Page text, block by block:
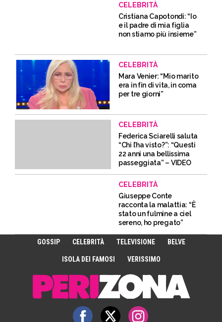
CELEBRITÀ
Cristiana Capotondi: “Io
e il padre di mia figlia
non stiamo più insieme”
CELEBRITÀ
Mara Venier: “Mio marito
era in fin di vita, in coma
per tre giorni”
CELEBRITÀ
Federica Sciarelli saluta
“Chi l’ha visto?”: “Questi
22 anni una bellissima
passeggiata” – VIDEO
CELEBRITÀ
Giuseppe Conte
racconta la malattia: “È
stato un fulmine a ciel
sereno, ho pregato”
GOSSIP CELEBRITÀ TELEVISIONE BELVE
ISOLA DEI FAMOSI VERISSIMO